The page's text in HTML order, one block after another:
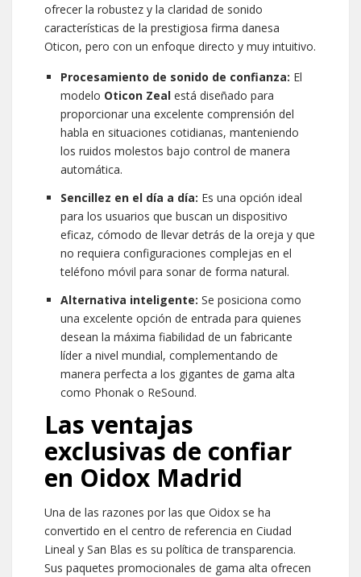
ofrecer la robustez y la claridad de sonido
características de la prestigiosa firma danesa
Oticon, pero con un enfoque directo y muy intuitivo.
Procesamiento de sonido de confianza: El
modelo Oticon Zeal está diseñado para
proporcionar una excelente comprensión del
habla en situaciones cotidianas, manteniendo
los ruidos molestos bajo control de manera
automática.
Sencillez en el día a día: Es una opción ideal
para los usuarios que buscan un dispositivo
eficaz, cómodo de llevar detrás de la oreja y que
no requiera configuraciones complejas en el
teléfono móvil para sonar de forma natural.
Alternativa inteligente: Se posiciona como
una excelente opción de entrada para quienes
desean la máxima fiabilidad de un fabricante
líder a nivel mundial, complementando de
manera perfecta a los gigantes de gama alta
como Phonak o ReSound.
Las ventajas
exclusivas de confiar
en Oidox Madrid
Una de las razones por las que Oidox se ha
convertido en el centro de referencia en Ciudad
Lineal y San Blas es su política de transparencia.
Sus paquetes promocionales de gama alta ofrecen